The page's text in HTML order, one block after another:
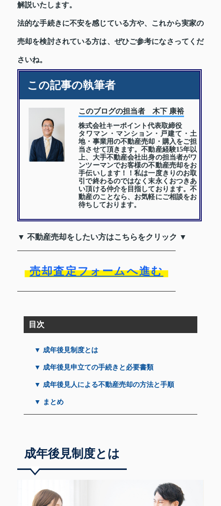
解説いたします。
法的な手続きに不安を感じている方や、これから実家の
売却を検討されている方は、ぜひご参考になさってくだ
さいね。
この記事の執筆者
このブログの担当者 木下 康裕
株式会社キーポイント代表取締役
タワマン・マンション・戸建て・土
地・事業用の不動産売却・購入をご担
当させて頂きます。不動産経験15年以
上、大手不動産会社出身の担当者がワ
ンツーマンでお客様の不動産売却をお
手伝いします！！私は一度きりのお取
引で終わるのではなく末永くおつきあ
い頂ける仲介を目指しております。不
動産のことなら、お気軽にご相談をお
待ちしております。
▼ 不動産売却をしたい方はこちらをクリック ▼
売却査定フォームへ進む
目次
▼ 成年後見制度とは
▼ 成年後見申立ての手続きと必要書類
▼ 成年後見人による不動産売却の方法と手順
▼ まとめ
成年後見制度とは